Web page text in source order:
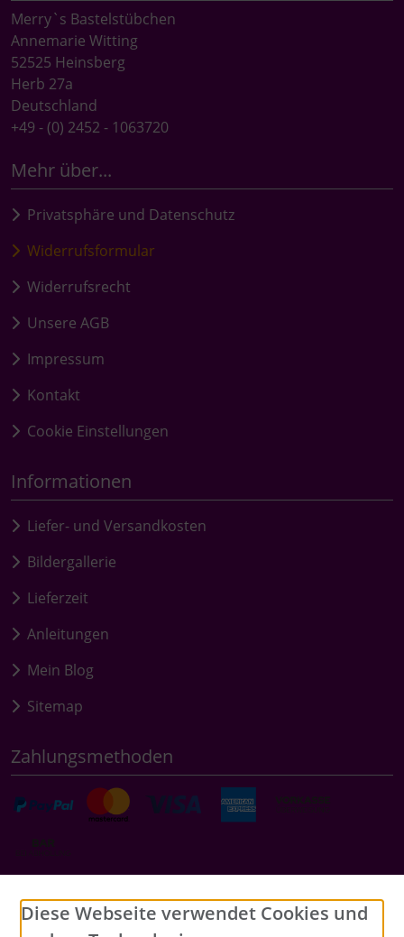
Merry`s Bastelstübchen
Annemarie Witting
52525 Heinsberg
Herb 27a
Deutschland
+49 - (0) 2452 - 1063720
Mehr über...
Privatsphäre und Datenschutz
Widerrufsformular
Widerrufsrecht
Unsere AGB
Impressum
Kontakt
Cookie Einstellungen
Informationen
Liefer- und Versandkosten
Bildergallerie
Lieferzeit
Anleitungen
Mein Blog
Sitemap
Zahlungsmethoden
Social Media
Diese Webseite verwendet Cookies und